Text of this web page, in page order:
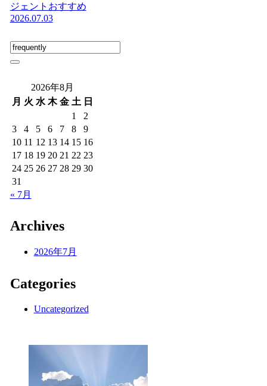
ジェントおすすめ
2026.07.03
2026年8月
月 火 水 木 金 土 日
1
2
3
4 5 6 7 8
9
10 11 12 13 14 15 16
17 18 19 20 21 22 23
24 25 26 27 28 29 30
31
« 7月
Archives
2026年7月
Categories
Uncategorized